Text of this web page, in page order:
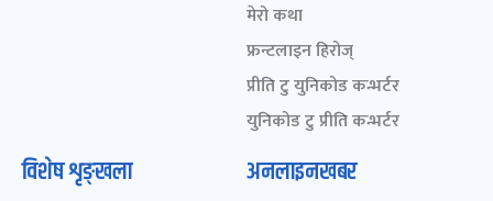
मेरो कथा
फ्रन्टलाइन हिरोज्
प्रीति टु युनिकोड कन्भर्टर
युनिकोड टु प्रीति कन्भर्टर
विशेष शृङ्खला अनलाइनखबर